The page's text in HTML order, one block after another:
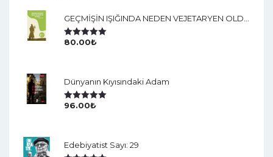
5 Üzerinden
80.00₺
Dünyanın Kıyısındaki Adam
5 Üzerinden
96.00₺
Edebiyatist Sayı: 29